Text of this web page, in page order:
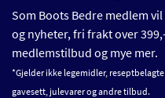
Som Boots Bedre medlem
og nyheter, fri frakt over
medlemstilbud og mye mer.
*Gjelder ikke legemidler,
gavesett, julevarer og andre tilbud.